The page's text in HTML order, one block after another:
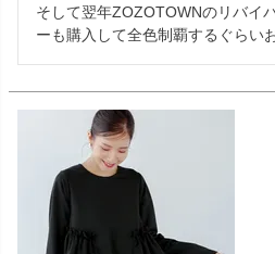
そして翌年ZOZOTOWNのリバイ
ーも購入して全色制覇するぐらい